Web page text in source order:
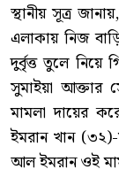
স্থানীয় সূত্র
এলাকায় নিজ
দুর্বৃত্ত তুলে নিয়ে
সুমাইয়া আক্তার
মামলা দায়ের
ইমরান খান
আল ইমরান ওই